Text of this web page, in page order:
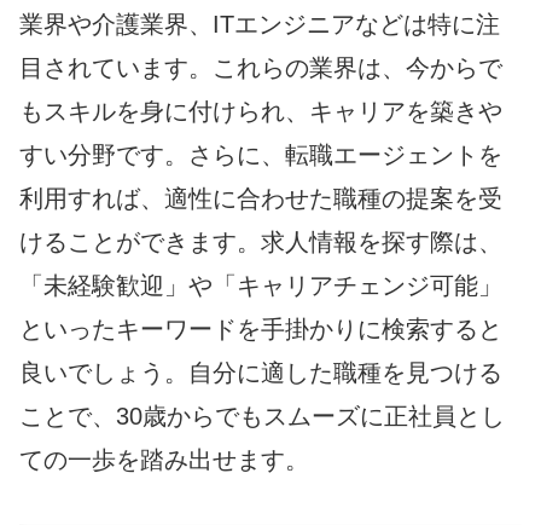
業界や介護業界、ITエンジニアなどは特に注
目されています。これらの業界は、今からで
もスキルを身に付けられ、キャリアを築きや
すい分野です。さらに、転職エージェントを
利用すれば、適性に合わせた職種の提案を受
けることができます。求人情報を探す際は、
「未経験歓迎」や「キャリアチェンジ可能」
といったキーワードを手掛かりに検索すると
良いでしょう。自分に適した職種を見つける
ことで、30歳からでもスムーズに正社員とし
ての一歩を踏み出せます。